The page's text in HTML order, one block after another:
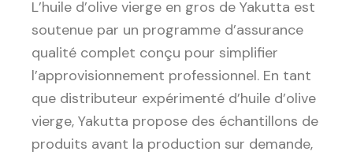
L’huile d’olive vierge en gros de Yakutta est
soutenue par un programme d’assurance
qualité complet conçu pour simplifier
l’approvisionnement professionnel. En tant
que distributeur expérimenté d’huile d’olive
vierge, Yakutta propose des échantillons de
produits avant la production sur demande,